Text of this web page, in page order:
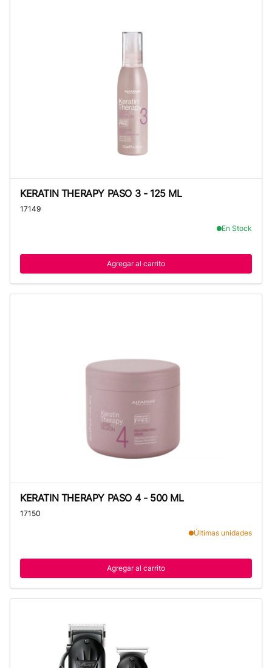
KERATIN THERAPY PASO 3 - 125 ML
17149
En Stock
Agregar al carrito
KERATIN THERAPY PASO 4 - 500 ML
17150
Últimas unidades
Agregar al carrito